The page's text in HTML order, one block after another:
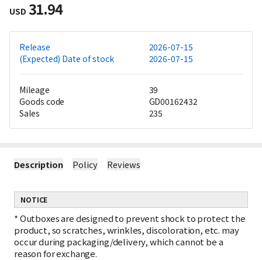
USD 31.94
Release
2026-07-15
(Expected) Date of stock
2026-07-15
Mileage
39
Goods code
GD00162432
Sales
235
Description Policy Reviews
NOTICE
*Outboxes are designed to prevent shock to protect the
product, so scratches, wrinkles, discoloration, etc. may
occur during packaging/delivery, which cannot be a
reason for exchange.